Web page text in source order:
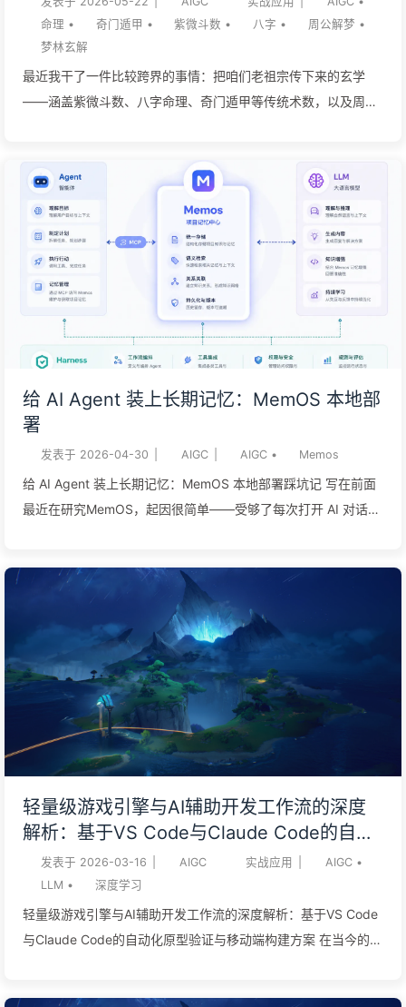
不能只会“接模...
命理 • 奇门遁甲 • 紫微斗数 • 八字 • 周公解梦 •
梦林玄解
最近我干了一件比较跨界的事情：把咱们老祖宗传下来的玄学
——涵盖紫微斗数、八字命理、奇门遁甲等传统术数，以及周公
和大家聊聊，为什么一个敲代码的 AI 开发者，会跑去用科技搞
这些传统文化？ 缘起：用代码弘扬传统文化，来一场真实的科技
公益 大家平时工作生活压力大，遇到升职加薪、跳槽、脱单这种
人生路口，难免会有些迷茫，想找点精神寄托。但市面上的算命
看盘，水实在太深了。要么收费动辄成百上千，要么一堆机器生
成的套话，甚至还有各种恐吓营销。 作为一个对传统术数颇有研
究的爱好者，我觉得中华先民观察人事、体察心象的智慧结晶，
不应该变成割韭菜的工具。于是我就想，能不能用科技的手段，
惠工具？ 这就是“NKG大千世界”诞生的初衷。我不打算靠这个赚
钱，网站定位就是纯粹的非盈利性质。站内提供的免费“快速报
告”其实已经覆盖了结论、依据与建议，足够满足 99% 的使用场
景，一般情况下大家白嫖就完全够用了。 当然，如果你偶尔想看
更详尽的推演...
给 AI Agent 装上长期记忆：MemOS 本地部
署
发表于 2026-04-30 AIGC AIGC • Memos
给 AI Agent 装上长期记忆：MemOS 本地部署踩坑记 写在前面
最近在研究MemOS，起因很简单——受够了每次打开 AI 对话都
妈打电话还多。 但把 MemOS 装完、跑通、接进日常工作流之
后，我发现这个事远不止"让 AI 记住偏好"这么简单。 举个让我
印象最深的实际用法：通过 git hook 让 AI 在每次 commit 后自
动读取变更的代码、整理成结构化记忆，再写进 MemOS。一开
始我只是随手试了下，想看看能不能让 AI 帮我记住"这次改了哪
个模块、为什么改、引入了什么副作用"。结果用了几周下来我发
现，项目的记忆库在以一种很自然的速度长大——每次提交都会
沉淀一点，几百次提交之后，整个仓库的关键决策、模块现状、
记忆是全团队共享的。前端同学想了解"后端那个结算模块最近改
了什么、有没有已知问题"，不用再去翻 c...
轻量级游戏引擎与AI辅助开发工作流的深度
解析：基于VS Code与Claude Code的自动
化原型验证与移动端构建方案
发表于 2026-03-16 AIGC 实战应用 AIGC •
LLM • 深度学习
轻量级游戏引擎与AI辅助开发工作流的深度解析：基于VS Code
与Claude Code的自动化原型验证与移动端构建方案 在当今的游